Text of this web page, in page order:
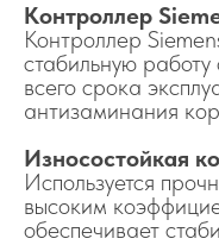
Контроллер
Контроллер
стабильную
всего срока
антизаминания
Износостойкая
Используется
высоким
обеспечивает